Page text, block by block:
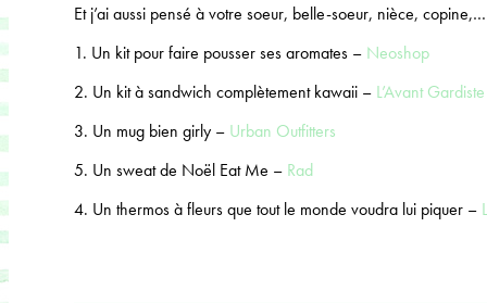
Et j’ai aussi pensé à votre soeur, belle-soeur, nièce,
1. Un kit pour faire pousser ses aromates – Neoshop
2. Un kit à sandwich complètement kawaii – L’Avant Gardiste
3. Un mug bien girly – Urban Outfitters
5. Un sweat de Noël Eat Me – Rad
4. Un thermos à fleurs que tout le monde voudra lui piquer –